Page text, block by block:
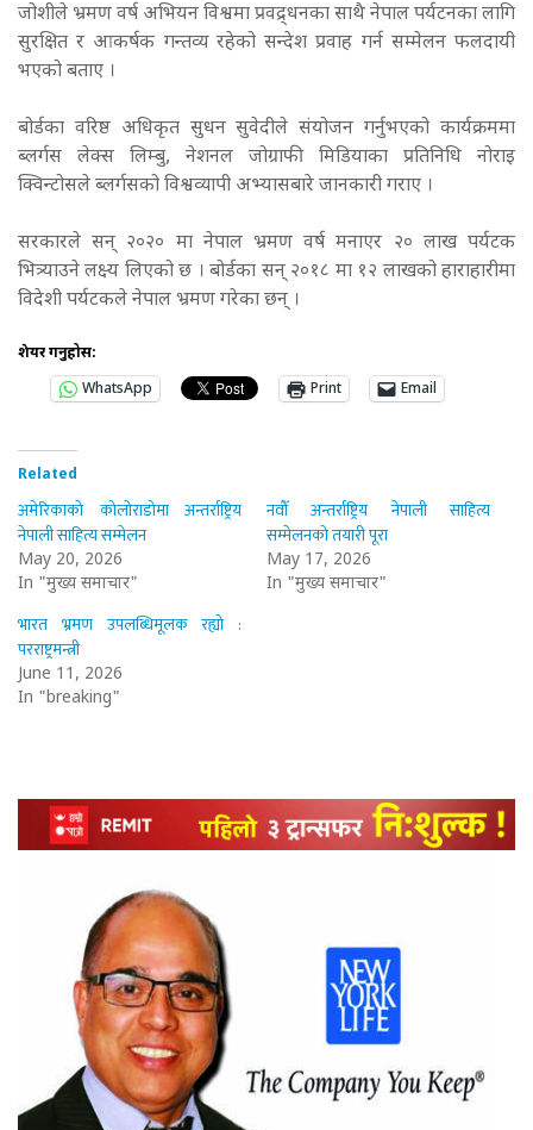
जोशीले भ्रमण वर्ष अभियन विश्वमा प्रवद्र्धनका साथै नेपाल पर्यटनका लागि
सुरक्षित र आकर्षक गन्तव्य रहेको सन्देश प्रवाह गर्न सम्मेलन फलदायी
भएको बताए ।
बोर्डका वरिष्ठ अधिकृत सुधन सुवेदीले संयोजन गर्नुभएको कार्यक्रममा
ब्लर्गस लेक्स लिम्बु, नेशनल जोग्राफी मिडियाका प्रतिनिधि नोराइ
क्विन्टोसले ब्लर्गसको विश्वव्यापी अभ्यासबारे जानकारी गराए ।
सरकारले सन् २०२० मा नेपाल भ्रमण वर्ष मनाएर २० लाख पर्यटक
भित्र्याउने लक्ष्य लिएको छ । बोर्डका सन् २०१८ मा १२ लाखको हाराहारीमा
विदेशी पर्यटकले नेपाल भ्रमण गरेका छन् ।
शेयर गर्नुहोस:
WhatsApp
Print Email
Related
अमेरिकाको कोलोराडोमा अन्तर्राष्ट्रिय
नेपाली साहित्य सम्मेलन
May 20, 2026
In "मुख्य समाचार"
नवौँ अन्तर्राष्ट्रिय नेपाली साहित्य
सम्मेलनको तयारी पूरा
May 17, 2026
In "मुख्य समाचार"
भारत भ्रमण उपलब्धिमूलक रह्यो :
परराष्ट्रमन्त्री
June 11, 2026
In "breaking"